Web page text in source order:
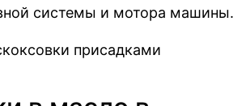
системы и мотора машины.